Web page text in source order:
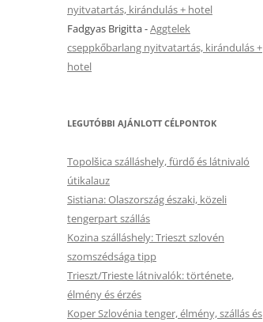
nyitvatartás, kirándulás + hotel
Fadgyas Brigitta-Aggtelek
cseppkőbarlang nyitvatartás, kirándulás +
hotel
LEGUTÓBBI AJÁNLOTT CÉLPONTOK
Topolšica szálláshely, fürdő és látnivaló
útikalauz
Sistiana: Olaszország északi, közeli
tengerpart szállás
Kozina szálláshely: Trieszt szlovén
szomszédsága tipp
Trieszt/Trieste látnivalók: története,
élmény és érzés
Koper Szlovénia tenger, élmény, szállás és